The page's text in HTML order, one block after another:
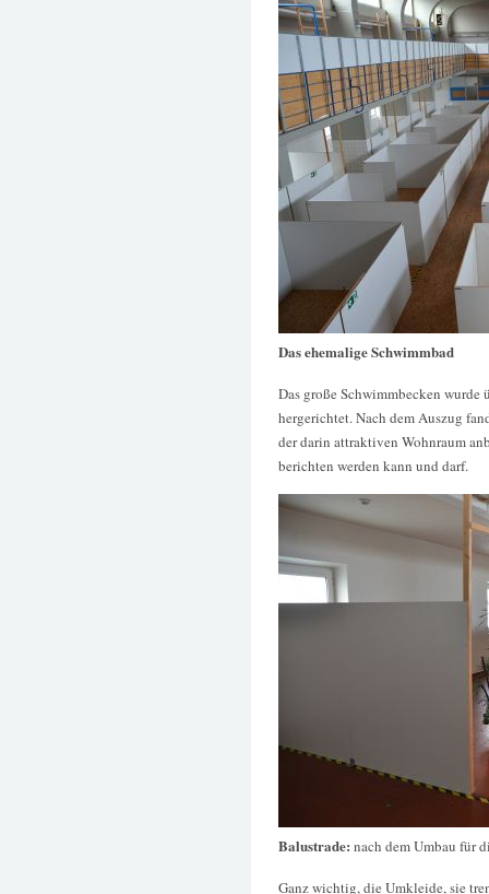
Das ehemalige Schwimmbad
Das große Schwimmbecken
hergerichtet. Nach dem Auszug
der darin attraktiven Wohnraum
berichten werden kann und darf.
Balustrade: nach dem Umbau für
Ganz wichtig, die Umkleide, sie